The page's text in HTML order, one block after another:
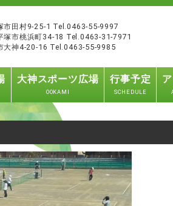
市田村9-25-1 Tel.0463-55-9997
塚市桃浜町34-18 Tel.0463-31-7971
大神4-20-16 Tel.0463-55-9985
大神スポーツ広場
OOKAMI
行事予定
SCHEDULE